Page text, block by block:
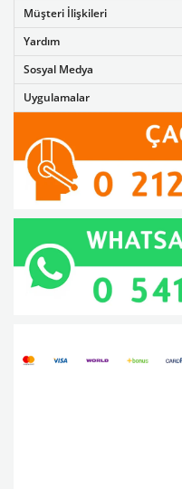
Müşteri İlişkileri
Yardım
Sosyal Medya
Uygulamalar